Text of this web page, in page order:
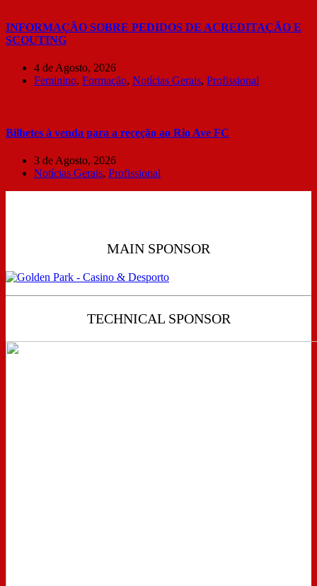
INFORMAÇÃO SOBRE PEDIDOS DE ACREDITAÇÃO E
SCOUTING
4 de Agosto, 2026
Feminino, Formação, Notícias Gerais, Profissional
Bilhetes à venda para a receção ao Rio Ave FC
3 de Agosto, 2026
Notícias Gerais, Profissional
MAIN SPONSOR
TECHNICAL SPONSOR